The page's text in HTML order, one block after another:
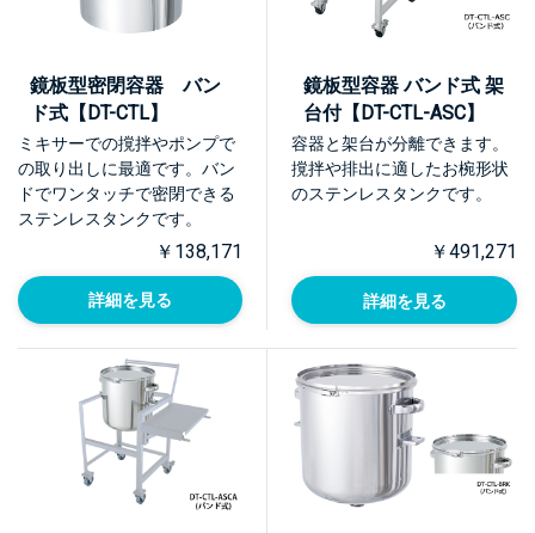
鏡板型密閉容器 バン
ド式【DT-CTL】
ミキサーでの撹拌やポンプで
の取り出しに最適です。バン
ドでワンタッチで密閉できる
ステンレスタンクです。
￥138,171
詳細を見る
鏡板型容器 バンド式 架
台付【DT-CTL-ASC】
容器と架台が分離できます。
撹拌や排出に適したお椀形状
のステンレスタンクです。
￥491,271
詳細を見る